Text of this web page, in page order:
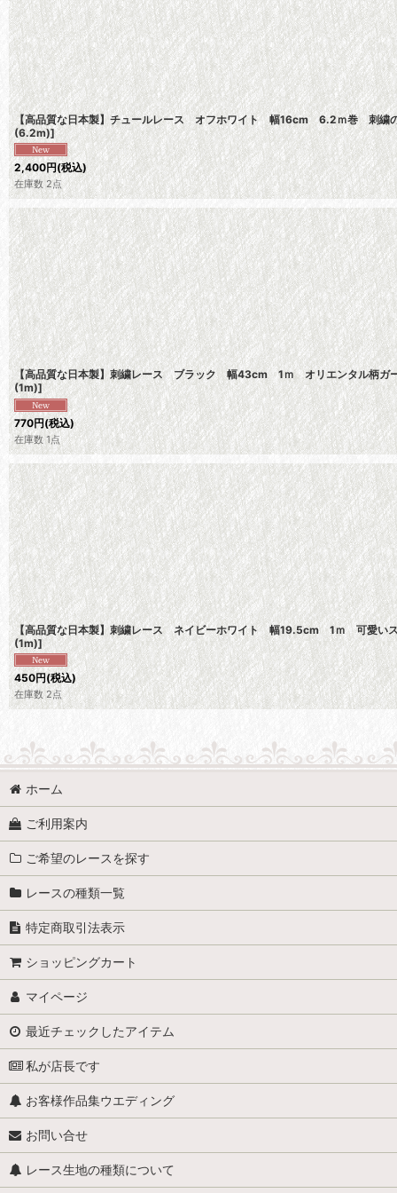
【高品質な日本製】チュールレース オフホワイト 幅16cm 6.2ｍ巻 刺繍
(6.2m)]
2,400円(税込)
在庫数 2点
【高品質な日本製】刺繍レース ブラック 幅43cm 1ｍ オリエンタル柄ガ
(1m)]
770円(税込)
在庫数 1点
【高品質な日本製】刺繍レース ネイビーホワイト 幅19.5cm 1ｍ 可愛いス
(1m)]
450円(税込)
在庫数 2点
ホーム
ご利用案内
ご希望のレースを探す
レースの種類一覧
特定商取引法表示
ショッピングカート
マイページ
最近チェックしたアイテム
私が店長です
お客様作品集ウエディング
お問い合せ
レース生地の種類について